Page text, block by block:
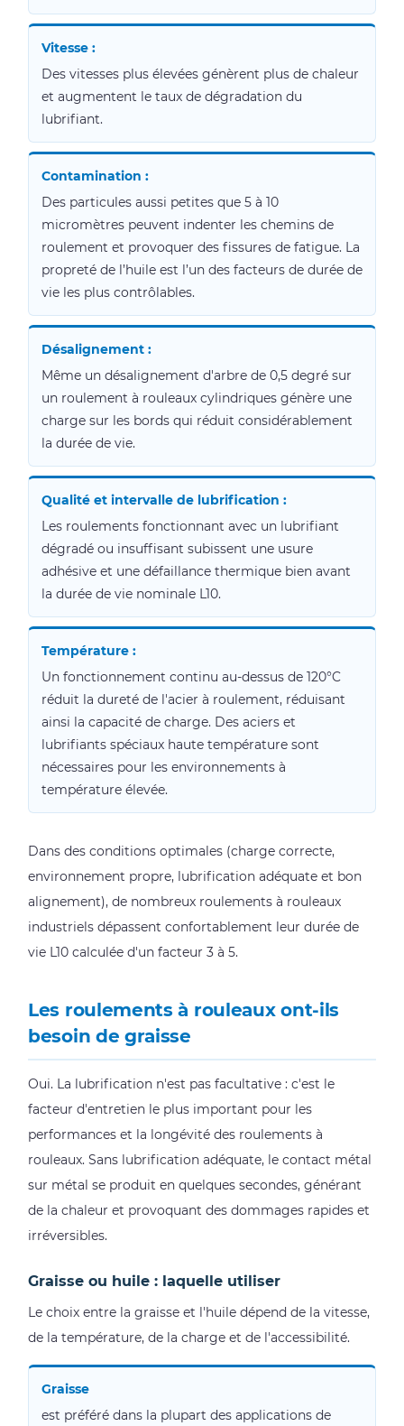
Vitesse :
Des vitesses plus élevées génèrent plus de chaleur
et augmentent le taux de dégradation du
lubrifiant.
Contamination :
Des particules aussi petites que 5 à 10
micromètres peuvent indenter les chemins de
roulement et provoquer des fissures de fatigue. La
propreté de l’huile est l’un des facteurs de durée de
vie les plus contrôlables.
Désalignement :
Même un désalignement d'arbre de 0,5 degré sur
un roulement à rouleaux cylindriques génère une
charge sur les bords qui réduit considérablement
la durée de vie.
Qualité et intervalle de lubrification :
Les roulements fonctionnant avec un lubrifiant
dégradé ou insuffisant subissent une usure
adhésive et une défaillance thermique bien avant
la durée de vie nominale L10.
Température :
Un fonctionnement continu au-dessus de 120°C
réduit la dureté de l'acier à roulement, réduisant
ainsi la capacité de charge. Des aciers et
lubrifiants spéciaux haute température sont
nécessaires pour les environnements à
température élevée.
Dans des conditions optimales (charge correcte,
environnement propre, lubrification adéquate et bon
alignement), de nombreux roulements à rouleaux
industriels dépassent confortablement leur durée de
vie L10 calculée d'un facteur 3 à 5.
Les roulements à rouleaux ont-ils
besoin de graisse
Oui. La lubrification n'est pas facultative : c'est le
facteur d'entretien le plus important pour les
performances et la longévité des roulements à
rouleaux. Sans lubrification adéquate, le contact métal
sur métal se produit en quelques secondes, générant
de la chaleur et provoquant des dommages rapides et
irréversibles.
Graisse ou huile : laquelle utiliser
Le choix entre la graisse et l'huile dépend de la vitesse,
de la température, de la charge et de l'accessibilité.
Graisse
est préféré dans la plupart des applications de